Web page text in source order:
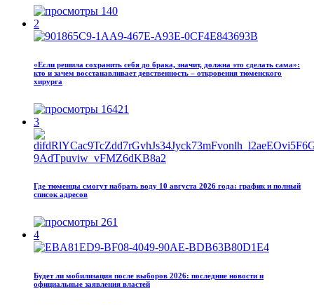
140
2
«Если решила сохранить себя до брака, значит, должна это сделать сама»:
кто и зачем восстанавливает девственность – откровения тюменского
хирурга
16421
3
Где тюменцы смогут набрать воду 10 августа 2026 года: график и полный
список адресов
261
4
Будет ли мобилизация после выборов 2026: последние новости и
официальные заявления властей